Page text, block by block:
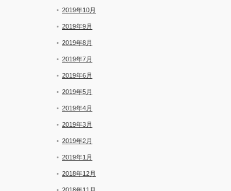
2019年10月
2019年9月
2019年8月
2019年7月
2019年6月
2019年5月
2019年4月
2019年3月
2019年2月
2019年1月
2018年12月